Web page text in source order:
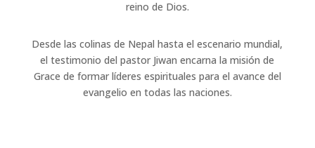
reino de Dios.
Desde las colinas de Nepal hasta el escenario mundial,
el testimonio del pastor Jiwan encarna la misión de
Grace de formar líderes espirituales para el avance del
evangelio en todas las naciones.